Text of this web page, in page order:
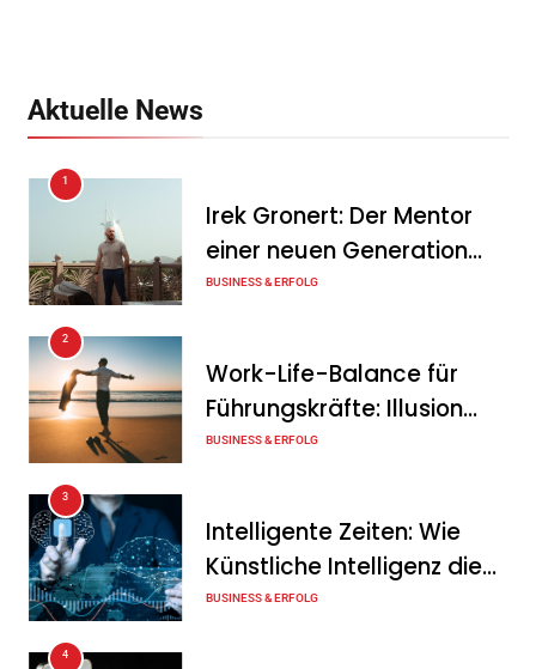
Aktuelle News
1
Irek Gronert: Der Mentor
einer neuen Generation
von Unternehmern
BUSINESS & ERFOLG
2
Work-Life-Balance für
Führungskräfte: Illusion
oder echte Chance?
BUSINESS & ERFOLG
3
Intelligente Zeiten: Wie
Künstliche Intelligenz die
Geschäftswelt verändert
BUSINESS & ERFOLG
4